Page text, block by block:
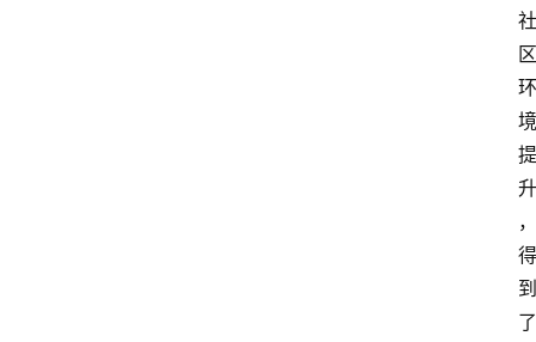
社
区
环
境
提
升
，
得
到
了